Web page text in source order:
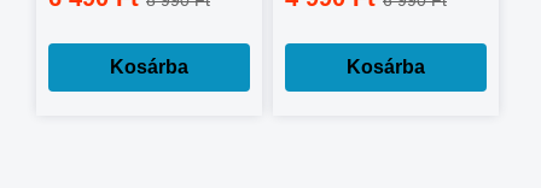
Kosárba Kosárba